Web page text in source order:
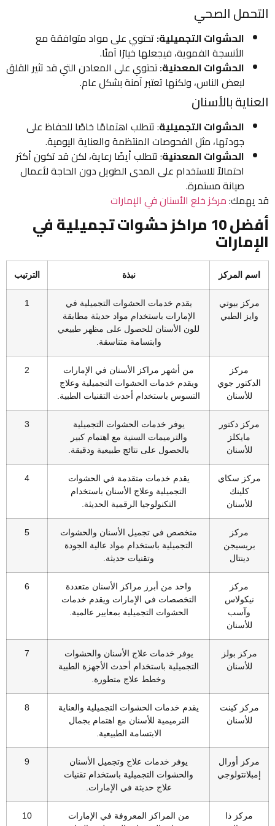
الصحي
الحشوات التجميلية:تحتوي على مواد متوافقة مع
الأنسجة الفموية، فيجعلها خيارًا آمنًا.
الحشوات المعدنية:تحتوي على المعادن التي قد تثير القلق
لبعض الناس، ولكنها تعتبر آمنة بشكل عام.
بالأسنان
الحشوات التجميلية: تتطلب اهتمامًا خاصًا للحفاظ على
جودتها، مثل الفحوصات المنتظمة والعناية اليومية.
الحشوات المعدنية: تتطلب أيضًا رعاية، لكن قد تكون أكثر
احتمالاً للاستخدام على المدى الطويل دون الحاجة لأعمال
صيانة مستمرة.
مركز خلع الأسنان في الإمارات
أفضل 10 مراكز حشوات تجميلية في
المركز الترتيب
بيوتي
الطبي
يقدم خدمات الحشوات التجميلية في
الإمارات باستخدام مواد حديثة مطابقة
للون الأسنان للحصول على مظهر طبيعي
وابتسامة متناسقة.
جوي
للأسنان
من أشهر مراكز الأسنان في الإمارات
ويقدم خدمات الحشوات التجميلية وعلاج
التسوس باستخدام أحدث التقنيات الطبية.
دكتور
مايكلز
للأسنان
يوفر خدمات الحشوات التجميلية
والترميمات السنية مع اهتمام كبير
بالحصول على نتائج طبيعية ودقيقة.
سكاي
كلينك
للأسنان
يقدم خدمات متقدمة في الحشوات
التجميلية وعلاج الأسنان باستخدام
التكنولوجيا الرقمية الحديثة.
بريسيجن
دينتال
متخصص في تجميل الأسنان والحشوات
التجميلية باستخدام مواد عالية الجودة
وتقنيات حديثة.
نيكولاس
وآسب
للأسنان
واحد من أبرز مراكز الأسنان متعددة
التخصصات في الإمارات ويقدم خدمات
الحشوات التجميلية بمعايير عالمية.
مركز بولز
للأسنان
يوفر خدمات علاج الأسنان والحشوات
التجميلية باستخدام أحدث الأجهزة الطبية
وخطط علاج متطورة.
كينت
للأسنان
يقدم خدمات الحشوات التجميلية والعناية
الترميمية للأسنان مع اهتمام بجمال
الابتسامة الطبيعية.
أورال
يوفر خدمات علاج وتجميل الأسنان
والحشوات التجميلية باستخدام تقنيات
علاج حديثة في الإمارات.
مركز ذا
من المراكز المعروفة في الإمارات